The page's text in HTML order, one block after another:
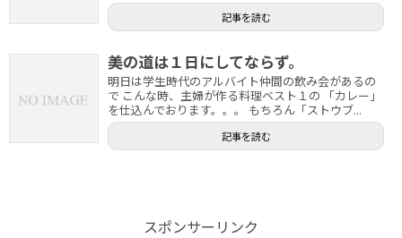
記事を読む
美の道は１日にしてならず。
明日は学生時代のアルバイト仲間の飲み会があるの
で こんな時、主婦が作る料理ベスト１の 「カレー」
を仕込んでおります。。。 もちろん「ストウブ...
記事を読む
スポンサーリンク